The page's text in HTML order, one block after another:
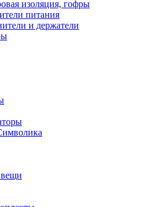
изоляция, гофры
питания
и держатели